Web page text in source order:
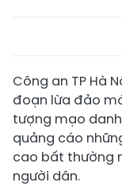
Công an TP Hà
đoạn lừa đảo
tượng mạo
quảng cáo
cao bất thường
người dân.